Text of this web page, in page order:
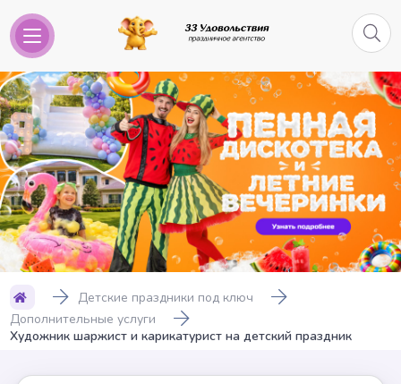
Детские праздники под ключ
Дополнительные услуги
Художник шаржист и карикатурист на детский праздник